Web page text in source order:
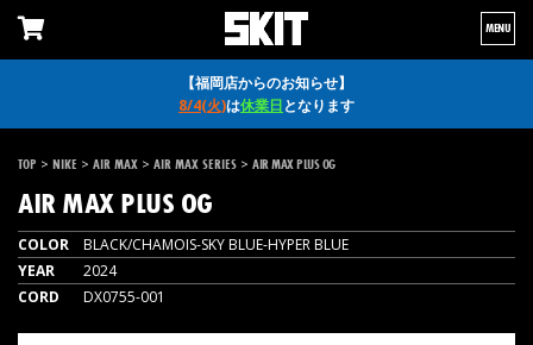
【福岡店からのお知らせ】
8/4(火)は休業日となります
MENU
TOP > NIKE > AIR MAX > AIR MAX SERIES > AIR MAX PLUS OG
AIR MAX PLUS OG
COLOR
BLACK/CHAMOIS-SKY BLUE-HYPER BLUE
YEAR
2024
CORD
DX0755-001